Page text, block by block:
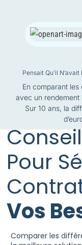
Pensait Qu’il
En comparant les
avec un rendement
Sur 10 ans, la
Pour
Vos
Comparer les